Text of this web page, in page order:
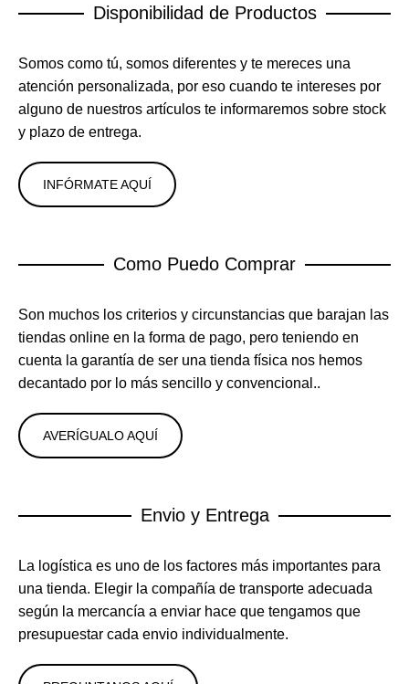
Disponibilidad de Productos
Somos como tú, somos diferentes y te mereces una
atención personalizada, por eso cuando te intereses por
alguno de nuestros artículos te informaremos sobre stock
y plazo de entrega.
INFÓRMATE AQUÍ
Como Puedo Comprar
Son muchos los criterios y circunstancias que barajan las
tiendas online en la forma de pago, pero teniendo en
cuenta la garantía de ser una tienda física nos hemos
decantado por lo más sencillo y convencional..
AVERÍGUALO AQUÍ
Envio y Entrega
La logística es uno de los factores más importantes para
una tienda. Elegir la compañía de transporte adecuada
según la mercancía a enviar hace que tengamos que
presupuestar cada envio individualmente.